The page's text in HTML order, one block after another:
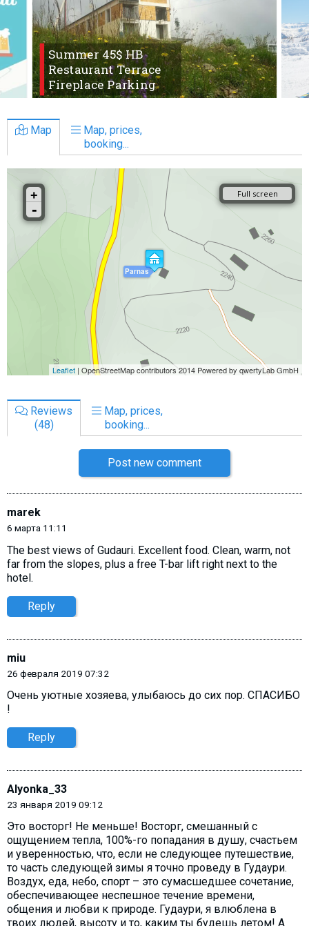
Summer 45$ HB
Restaurant Terrace
Fireplace Parking
Map
Map, prices,
booking...
Reviews
(48)
Map, prices,
booking...
Post new comment
marek
6 марта 11:11
The best views of Gudauri. Excellent food. Clean, warm, not
far from the slopes, plus a free T-bar lift right next to the
hotel.
Reply
miu
26 февраля 2019 07:32
Очень уютные хозяева, улыбаюсь до сих пор. СПАСИБО
!
Reply
Alyonka_33
23 января 2019 09:12
Это восторг! Не меньше! Восторг, смешанный с
ощущением тепла, 100%-го попадания в душу, счастьем
и уверенностью, что, если не следующее путешествие,
то часть следующей зимы я точно проведу в Гудаури.
Воздух, еда, небо, спорт – это сумасшедшее сочетание,
обеспечивающее неспешное течение времени,
общения и любви к природе. Гудаури, я влюблена в
твоих людей, высоту и то, каким ты будешь летом! А